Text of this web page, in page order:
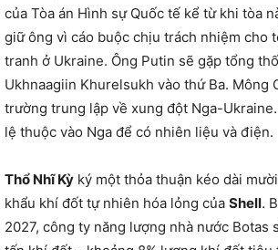
của Tòa án Hình sự Quốc tế kể từ khi tòa
giữ ông vì cáo buộc chịu trách nhiệm cho
tranh ở Ukraine. Ông Putin sẽ gặp tổng
Ukhnaagiin Khurelsukh vào thứ Ba. Mông
trường trung lập về xung đột Nga-
lệ thuộc vào Nga để có nhiên liệu và điện.
Thổ Nhĩ Kỳ ký một thỏa thuận kéo dài
khẩu khí đốt tự nhiên hóa lỏng của Shell.
2027, công ty năng lượng nhà nước Botas